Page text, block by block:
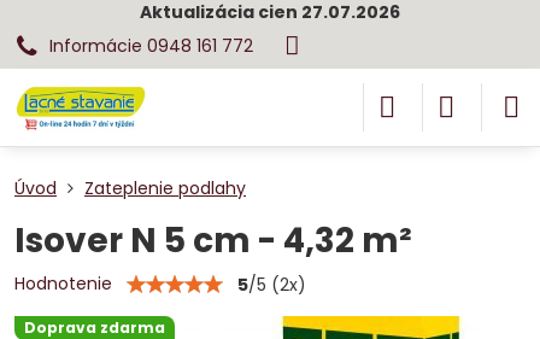
Aktualizácia cien 27.07.2026
Informácie 0948 161 772
Doprava zdarma
Úvod Zateplenie podlahy
Isover N 5 cm - 4,32 m²
Hodnotenie 5/5 (2x)